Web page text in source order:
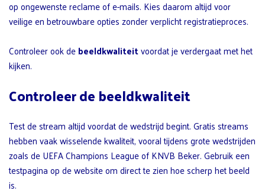
op ongewenste reclame of e-mails. Kies daarom altijd voor
veilige en betrouwbare opties zonder verplicht registratieproces.
Controleer ook debeeldkwaliteitvoordat je verdergaat met het
kijken.
Controleer de beeldkwaliteit
Test de stream altijd voordat de wedstrijd begint. Gratis streams
hebben vaak wisselende kwaliteit, vooral tijdens grote wedstrijden
zoals de UEFA Champions League of KNVB Beker. Gebruik een
testpagina op de website om direct te zien hoe scherp het beeld
is.